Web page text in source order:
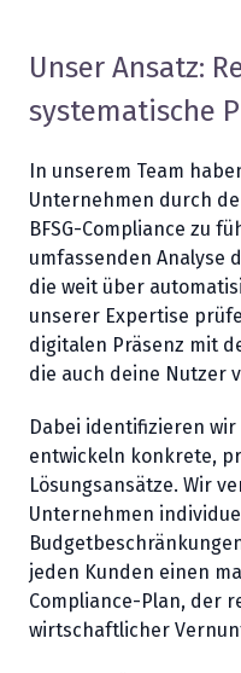
Unser Ansatz:
systematische
In unserem Team
Unternehmen durch
BFSG-Compliance zu
umfassenden Analyse
die weit über
unserer Expertise
digitalen Präsenz mit
die auch deine Nutzer
Dabei identifizieren
entwickeln konkrete,
Lösungsansätze. Wir
Unternehmen
jeden Kunden einen
Compliance-Plan, der
wirtschaftlicher